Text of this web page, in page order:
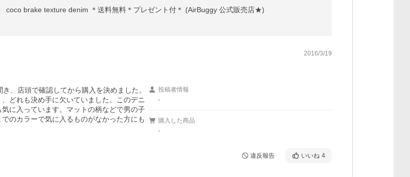
coco brake texture denim ＊送料無料＊プレゼント付＊ (AirBuggy 公式販売店★)
2016/3/19
、店頭で確認してから購入を決めました。
どれも決め手に欠いていました。このデニ
に入っています。マットの柄などで男の子
のカラーで気に入るものがなかった方にも
投稿者情報
-
購入した商品
-
違反報告 いいね 4